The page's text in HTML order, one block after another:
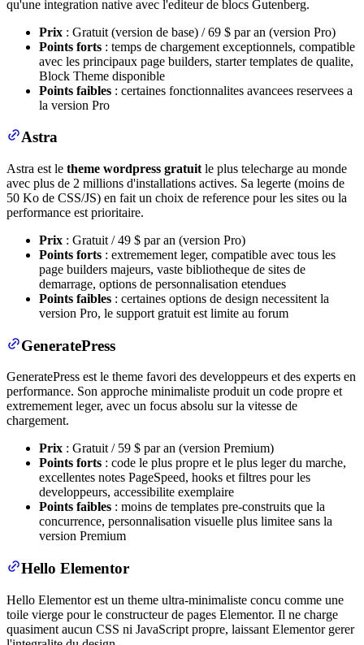
qu'une integration native avec l'editeur de blocs Gutenberg.
Prix : Gratuit (version de base) / 69 $ par an (version Pro)
Points forts : temps de chargement exceptionnels, compatible
avec les principaux page builders, starter templates de qualite,
Block Theme disponible
Points faibles : certaines fonctionnalites avancees reservees a
la version Pro
Astra
Astra est le theme wordpress gratuit le plus telecharge au monde
avec plus de 2 millions d'installations actives. Sa legerte (moins de
50 Ko de CSS/JS) en fait un choix de reference pour les sites ou la
performance est prioritaire.
Prix : Gratuit / 49 $ par an (version Pro)
Points forts : extremement leger, compatible avec tous les
page builders majeurs, vaste bibliotheque de sites de
demarrage, options de personnalisation etendues
Points faibles : certaines options de design necessitent la
version Pro, le support gratuit est limite au forum
GeneratePress
GeneratePress est le theme favori des developpeurs et des experts en
performance. Son approche minimaliste produit un code propre et
extremement leger, avec un focus absolu sur la vitesse de
chargement.
Prix : Gratuit / 59 $ par an (version Premium)
Points forts : code le plus propre et le plus leger du marche,
excellentes notes PageSpeed, hooks et filtres pour les
developpeurs, accessibilite exemplaire
Points faibles : moins de templates pre-construits que la
concurrence, personnalisation visuelle plus limitee sans la
version Premium
Hello Elementor
Hello Elementor est un theme ultra-minimaliste concu comme une
toile vierge pour le constructeur de pages Elementor. Il ne charge
quasiment aucun CSS ni JavaScript propre, laissant Elementor gerer